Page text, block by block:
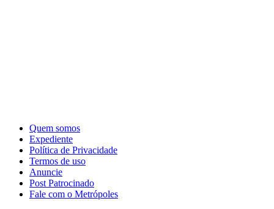
Quem somos
Expediente
Política de Privacidade
Termos de uso
Anuncie
Post Patrocinado
Fale com o Metrópoles